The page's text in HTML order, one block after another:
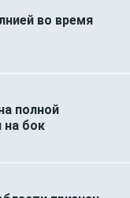
во время
полной
на бок